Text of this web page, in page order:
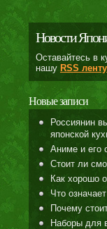
Новости
Оставайтесь в
нашу RSS ленту
Новые записи
Россиянин
японской
Аниме и его
Стоит ли
Как хорошо
Что
Почему
Наборы для